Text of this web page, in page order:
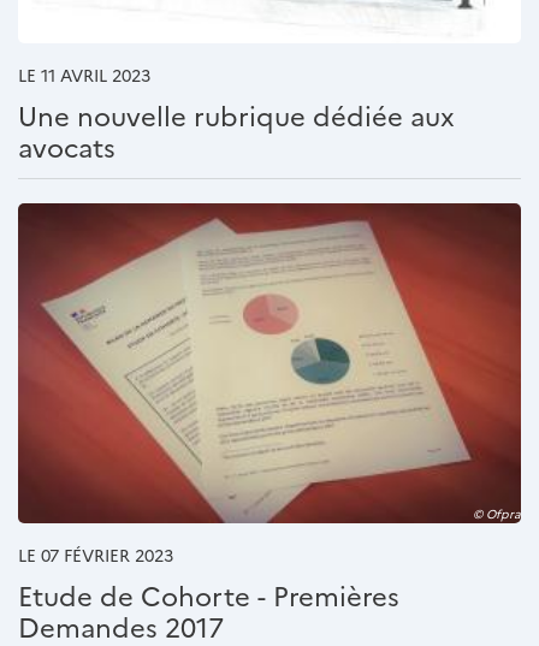
Une nouvelle rubrique dédiée aux
avocats
LE 11 AVRIL 2023
Etude de Cohorte - Premières
Demandes 2017
LE 07 FÉVRIER 2023
© Ofpra